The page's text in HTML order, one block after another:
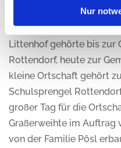
Nur
war 1271 eine Besitzung
Littenhof gehörte bis zur
Rottendorf, heute zur
kleine Ortschaft gehört
Schulsprengel
großer Tag für die
Graßerweihte im Auftrag
von der Familie Pösl